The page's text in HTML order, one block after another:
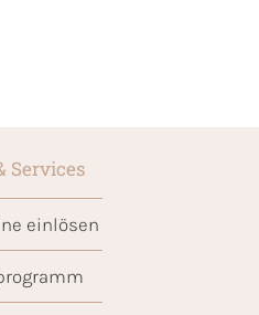
Services
einlösen